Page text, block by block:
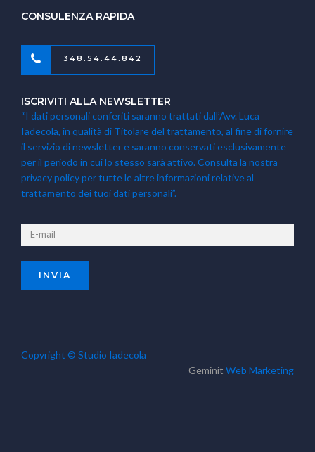
CONSULENZA RAPIDA
348.54.44.842
ISCRIVITI ALLA NEWSLETTER
“I dati personali conferiti saranno trattati dall’Avv. Luca
Iadecola, in qualità di Titolare del trattamento, al fine di fornire
il servizio di newsletter e saranno conservati esclusivamente
per il periodo in cui lo stesso sarà attivo. Consulta la nostra
privacy policy per tutte le altre informazioni relative al
trattamento dei tuoi dati personali”.
Copyright © Studio Iadecola
Geminit Web Marketing